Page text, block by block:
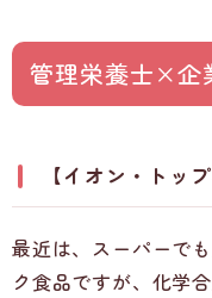
管理栄養士×企
【イオン・トッ
最近は、スーパーで
ク食品ですが、化学